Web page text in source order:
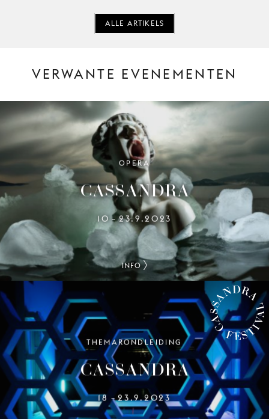
ALLE ARTIKELS
VERWANTE EVENEMENTEN
OPERA
CASSANDRA
10 –23.9.2023
INFO
CASSANDRA FESTIVAL
THEMARONDLEIDING
CASSANDRA
18 –23.9.2023